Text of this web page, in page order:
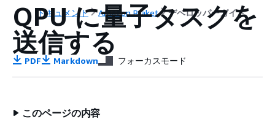
ドキュメント Amazon Braket デベロッパーガイド
QPU に量子タスクを
送信する
PDF Markdown フォーカスモード
このページの内容